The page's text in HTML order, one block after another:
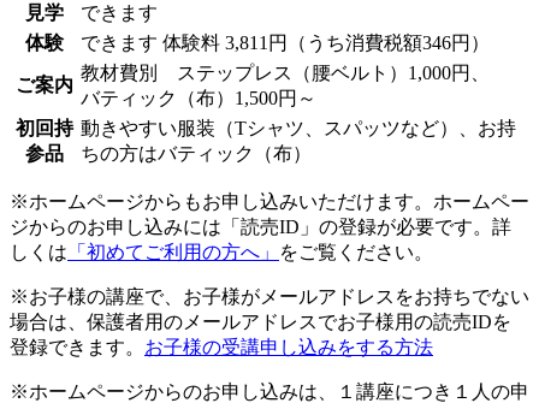
見学
できます
体験
できます 体験料 3,811円（うち消費税額346円）
ご案内
教材費別 ステップレス（腰ベルト）1,000円、
バティック（布）1,500円～
初回持
参品
動きやすい服装（Tシャツ、スパッツなど）、お持
ちの方はバティック（布）
※ホームページからもお申し込みいただけます。ホームペー
ジからのお申し込みには「読売ID」の登録が必要です。詳
しくは 「初めてご利用の方へ」 をご覧ください。
※お子様の講座で、お子様がメールアドレスをお持ちでない
場合は、保護者用のメールアドレスでお子様用の読売IDを
登録できます。 お子様の受講申し込みをする方法
※ホームページからのお申し込みは、１講座につき１人の申